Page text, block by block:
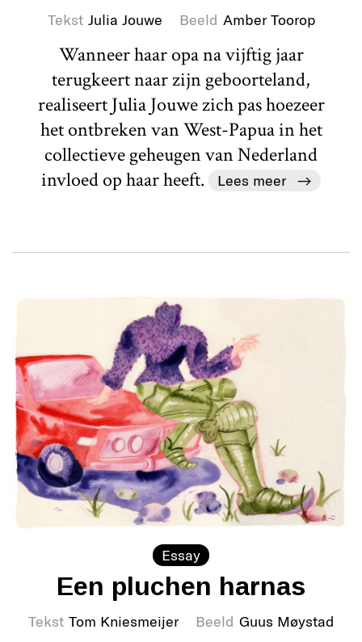
Tekst Julia Jouwe Beeld Amber Toorop
Wanneer haar opa na vijftig jaar
terugkeert naar zijn geboorteland,
realiseert Julia Jouwe zich pas hoezeer
het ontbreken van West-Papua in het
collectieve geheugen van Nederland
invloed op haar heeft.
Lees meer
Essay
Een pluchen harnas
Tekst Tom Kniesmeijer Beeld Guus Møystad